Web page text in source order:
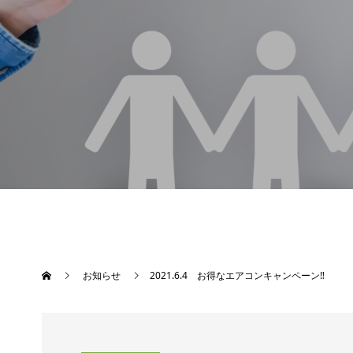
お知らせ 2021.6.4 お得なエアコンキャンペーン‼